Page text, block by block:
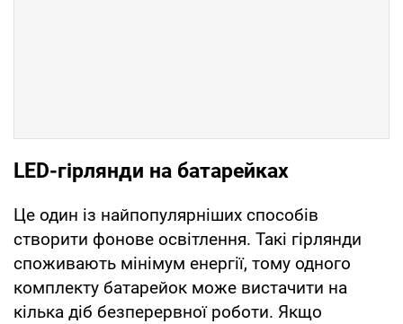
LED-гірлянди на батарейках
Це один із найпопулярніших способів
створити фонове освітлення. Такі гірлянди
споживають мінімум енергії, тому одного
комплекту батарейок може вистачити на
кілька діб безперервної роботи. Якщо